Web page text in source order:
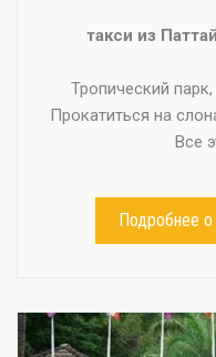
такси из
Тропический
Прокатиться на
Все
Подробнее